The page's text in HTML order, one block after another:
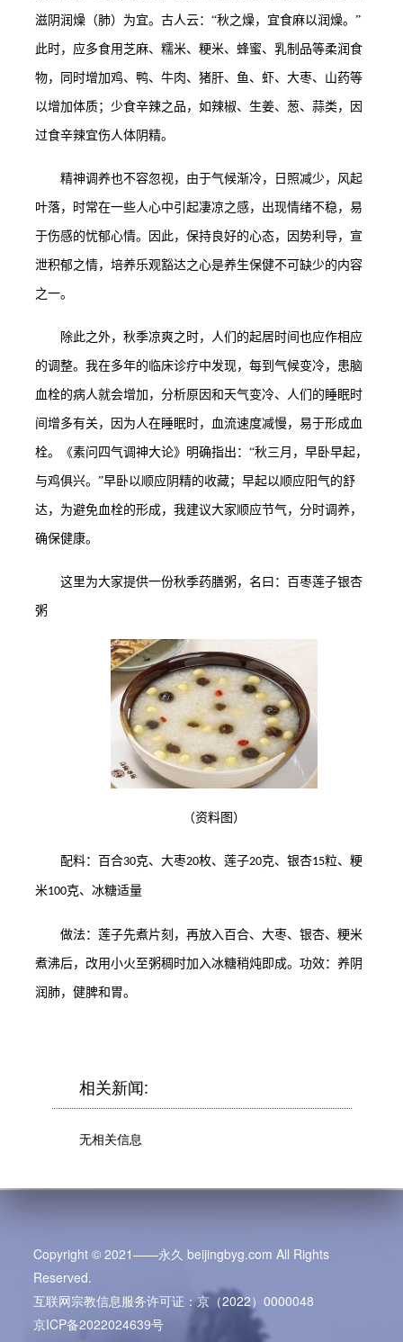
滋阴润燥（肺）为宜。古人云：“秋之燥，宜食麻以润燥。”
此时，应多食用芝麻、糯米、粳米、蜂蜜、乳制品等柔润食
物，同时增加鸡、鸭、牛肉、猪肝、鱼、虾、大枣、山药等
以增加体质；少食辛辣之品，如辣椒、生姜、葱、蒜类，因
过食辛辣宜伤人体阴精。
精神调养也不容忽视，由于气候渐冷，日照减少，风起
叶落，时常在一些人心中引起凄凉之感，出现情绪不稳，易
于伤感的忧郁心情。因此，保持良好的心态，因势利导，宣
泄积郁之情，培养乐观豁达之心是养生保健不可缺少的内容
之一。
除此之外，秋季凉爽之时，人们的起居时间也应作相应
的调整。我在多年的临床诊疗中发现，每到气候变冷，患脑
血栓的病人就会增加，分析原因和天气变冷、人们的睡眠时
间增多有关，因为人在睡眠时，血流速度减慢，易于形成血
栓。《素问四气调神大论》明确指出： “秋三月，早卧早起，
与鸡俱兴。”早卧以顺应阴精的收藏；早起以顺应阳气的舒
达，为避免血栓的形成，我建议大家顺应节气，分时调养，
确保健康。
这里为大家提供一份秋季药膳粥，名曰：百枣莲子银杏
粥
（资料图）
配料：百合30克、大枣20枚、莲子20克、银杏15粒、粳
米100克、冰糖适量
做法：莲子先煮片刻，再放入百合、大枣、银杏、粳米
煮沸后，改用小火至粥稠时加入冰糖稍炖即成。功效：养阴
润肺，健脾和胃。
相关新闻:
无相关信息
Copyright © 2021——永久 beijingbyg.com All Rights
Reserved.
互联网宗教信息服务许可证：京（2022）0000048
京ICP备2022024639号